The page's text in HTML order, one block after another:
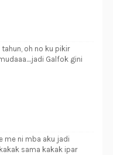
oh no ku pikir
Galfok gini
me ni mba aku jadi
sama kakak ipar